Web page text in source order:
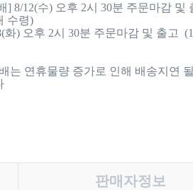
] 8/12(수) 오후 2시 30분 주문마감 및
수령)
화) 오후 2시 30분 주문마감 및 출고
는 연휴물량 증가로 인해 배송지연
판매자정보